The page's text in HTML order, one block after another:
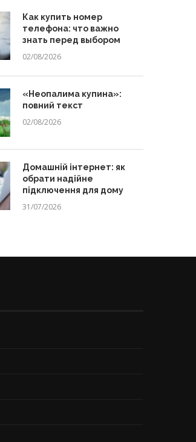
Как купить номер
телефона: что важно
знать перед выбором
02/08/2026
«Неопалима купина»:
повний текст
02/08/2026
Домашній інтернет: як
обрати надійне
підключення для дому
31/07/2026